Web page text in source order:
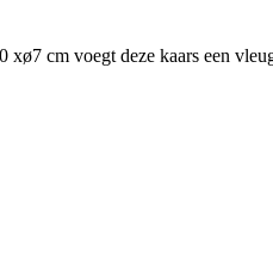
cm voegt deze kaars een